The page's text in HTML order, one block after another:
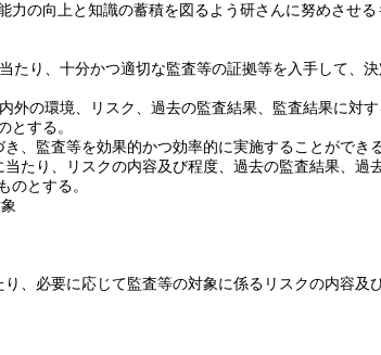
力の向上と知識の蓄積を図るよう研さんに努めさせる
たり、十分かつ適切な監査等の証拠等を入手して、
外の環境、リスク、過去の監査結果、監査結果に対
とする。
、監査等を効果的かつ効率的に実施することができ
たり、リスクの内容及び程度、過去の監査結果、
のとする。
、必要に応じて監査等の対象に係るリスクの内容